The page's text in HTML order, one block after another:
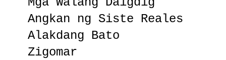
Angkan ng Siste Reales
Alakdang Bato
Zigomar